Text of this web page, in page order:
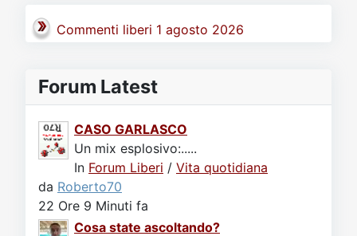
Commenti liberi 1 agosto 2026
Forum Latest
CASO GARLASCO
Un mix esplosivo:.....
In Forum Liberi / Vita quotidiana
da Roberto70
22 Ore 9 Minuti fa
Cosa state ascoltando?